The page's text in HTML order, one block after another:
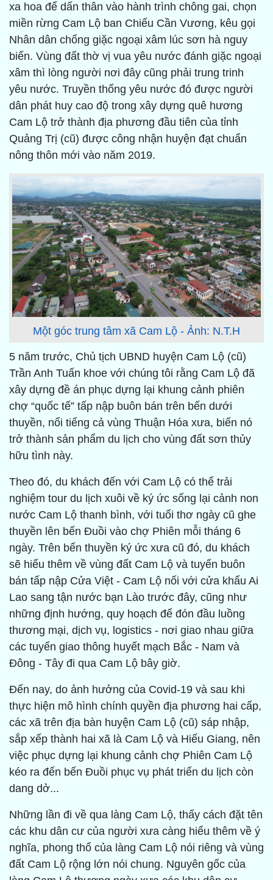
xa hoa để dấn thân vào hành trình chông gai, chọn
miền rừng Cam Lộ ban Chiếu Cần Vương, kêu gọi
Nhân dân chống giặc ngoại xâm lúc sơn hà nguy
biến. Vùng đất thờ vị vua yêu nước đánh giặc ngoại
xâm thì lòng người nơi đây cũng phải trung trinh
yêu nước. Truyền thống yêu nước đó được người
dân phát huy cao độ trong xây dựng quê hương
Cam Lộ trở thành địa phương đầu tiên của tỉnh
Quảng Trị (cũ) được công nhận huyện đạt chuẩn
nông thôn mới vào năm 2019.
Một góc trung tâm xã Cam Lộ - Ảnh: N.T.H
5 năm trước, Chủ tịch UBND huyện Cam Lộ (cũ)
Trần Anh Tuấn khoe với chúng tôi rằng Cam Lộ đã
xây dựng đề án phục dựng lại khung cảnh phiên
chợ “quốc tế” tấp nập buôn bán trên bến dưới
thuyền, nổi tiếng cả vùng Thuận Hóa xưa, biến nó
trở thành sản phẩm du lịch cho vùng đất sơn thủy
hữu tình này.
Theo đó, du khách đến với Cam Lộ có thể trải
nghiệm tour du lịch xuôi về ký ức sống lại cảnh non
nước Cam Lộ thanh bình, với tuổi thơ ngày cũ ghe
thuyền lên bến Đuồi vào chợ Phiên mỗi tháng 6
ngày. Trên bến thuyền ký ức xưa cũ đó, du khách
sẽ hiểu thêm về vùng đất Cam Lộ và tuyến buôn
bán tấp nập Cửa Việt - Cam Lộ nối với cửa khẩu Ai
Lao sang tận nước bạn Lào trước đây, cũng như
những định hướng, quy hoạch để đón đầu luồng
thương mại, dịch vụ, logistics - nơi giao nhau giữa
các tuyến giao thông huyết mạch Bắc - Nam và
Đông - Tây đi qua Cam Lộ bây giờ.
Đến nay, do ảnh hưởng của Covid-19 và sau khi
thực hiện mô hình chính quyền địa phương hai cấp,
các xã trên địa bàn huyện Cam Lộ (cũ) sáp nhập,
sắp xếp thành hai xã là Cam Lộ và Hiếu Giang, nên
việc phục dựng lại khung cảnh chợ Phiên Cam Lộ
kéo ra đến bến Đuồi phục vụ phát triển du lịch còn
dang dở...
Những lần đi về qua làng Cam Lộ, thấy cách đặt tên
các khu dân cư của người xưa càng hiểu thêm về ý
nghĩa, phong thổ của làng Cam Lộ nói riêng và vùng
đất Cam Lộ rộng lớn nói chung. Nguyên gốc của